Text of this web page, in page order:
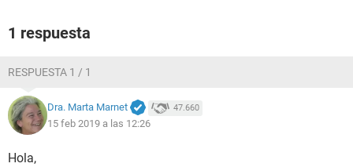
1 respuesta
RESPUESTA 1 / 1
Dra. Marta Marnet 47.660
15 feb 2019 a las 12:26
Hola,